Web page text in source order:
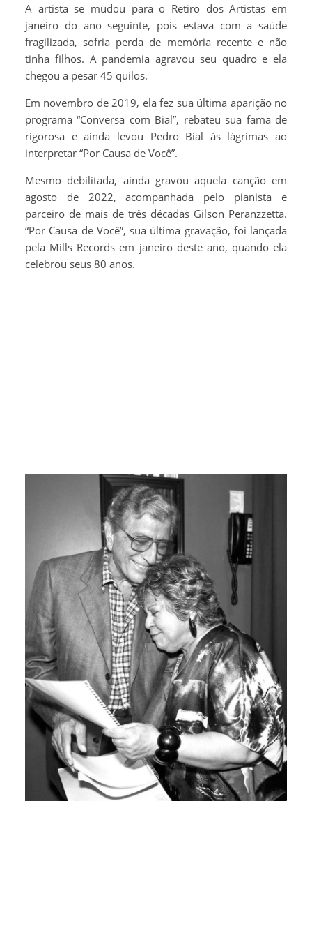
A artista se mudou para o Retiro dos Artistas em
janeiro do ano seguinte, pois estava com a saúde
fragilizada, sofria perda de memória recente e não
tinha filhos. A pandemia agravou seu quadro e ela
chegou a pesar 45 quilos.
Em novembro de 2019, ela fez sua última aparição no
programa “Conversa com Bial”, rebateu sua fama de
rigorosa e ainda levou Pedro Bial às lágrimas ao
interpretar “Por Causa de Você”.
Mesmo debilitada, ainda gravou aquela canção em
agosto de 2022, acompanhada pelo pianista e
parceiro de mais de três décadas Gilson Peranzzetta.
“Por Causa de Você”, sua última gravação, foi lançada
pela Mills Records em janeiro deste ano, quando ela
celebrou seus 80 anos.